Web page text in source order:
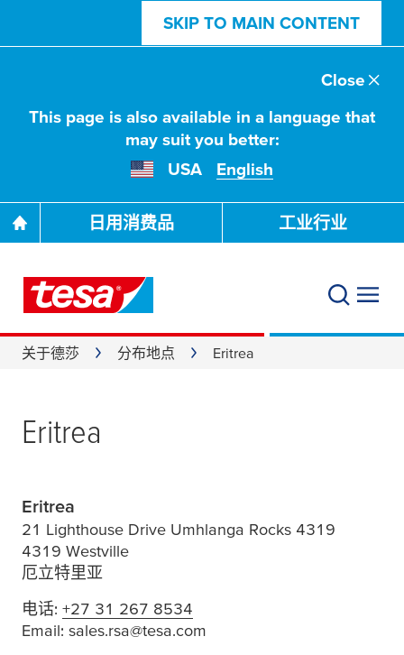
SKIP TO MAIN CONTENT
This page is also available in a language that
may suit you better:
USA
English
Close
日用消费品 工业行业
关于德莎 分布地点 Eritrea
Eritrea
Eritrea
21 Lighthouse Drive Umhlanga Rocks 4319
4319 Westville
厄立特里亚
电话: +27 31 267 8534
Email: sales.rsa@tesa.com